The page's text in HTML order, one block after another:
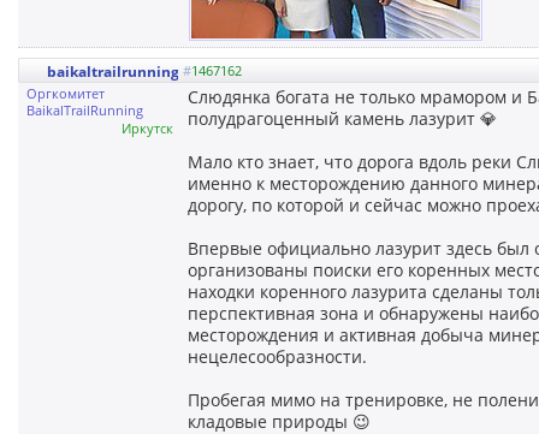
baikaltrailrunning #1467162
Оргкомитет
BaikalTrailRunning
Иркутск
Слюдянка богата не только мрамором и
полудрагоценный камень лазурит 💎
Мало кто знает, что дорога вдоль реки
именно к месторождению данного
дорогу, по которой и сейчас можно
Впервые официально лазурит здесь
организованы поиски его коренных
находки коренного лазурита сделаны
перспективная зона и обнаружены
месторождения и активная добыча
нецелесообразности.
Пробегая мимо на тренировке, не
кладовые природы 😉